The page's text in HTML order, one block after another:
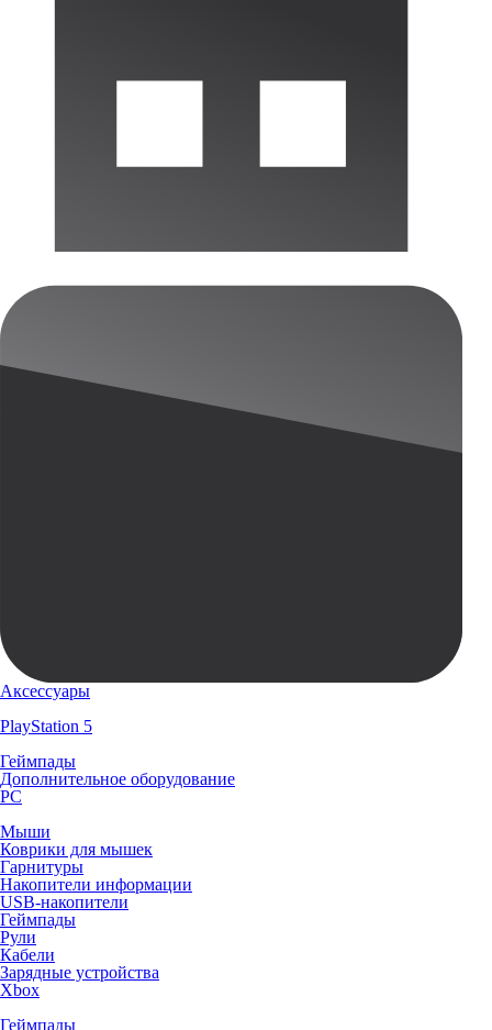
Аксессуары
PlayStation 5
Геймпады
Дополнительное оборудование
PC
Мыши
Коврики для мышек
Гарнитуры
Накопители информации
USB-накопители
Геймпады
Рули
Кабели
Зарядные устройства
Xbox
Геймпады